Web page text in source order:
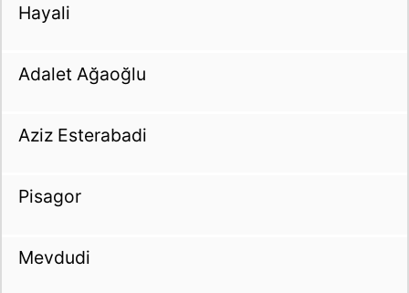
Hayali
Adalet Ağaoğlu
Aziz Esterabadi
Pisagor
Mevdudi